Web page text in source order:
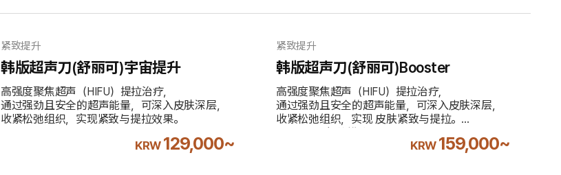
紧致提升
韩版超声刀(舒丽可)宇宙提升
高强度聚焦超声（HIFU）提拉治疗，
通过强劲且安全的超声能量，可深入皮肤深层，
收紧松弛组织，实现紧致与提拉效果。
KRW 129,000~
紧致提升
韩版超声刀(舒丽可)Booster
高强度聚焦超声（HIFU）提拉治疗,
通过强劲且安全的超声能量，可深入皮肤深层，
收紧松弛组织，实现 皮肤紧致与提拉。
KRW 159,000~